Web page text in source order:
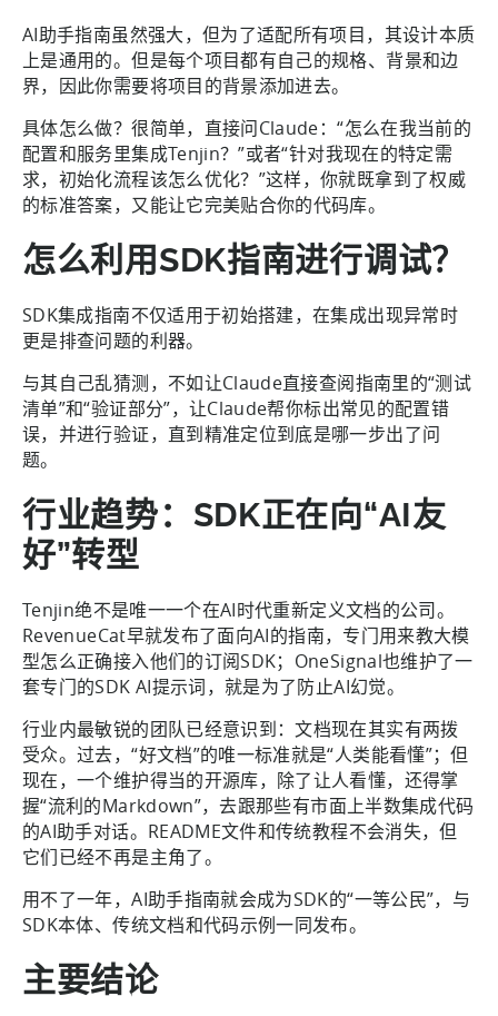
AI助手指南虽然强大，但为了适配所有项目，其设计本质
上是通用的。但是每个项目都有自己的规格、背景和边
界，因此你需要将项目的背景添加进去。
具体怎么做？很简单，直接问Claude：“怎么在我当前的
配置和服务里集成Tenjin？”或者“针对我现在的特定需
求，初始化流程该怎么优化？”这样，你就既拿到了权威
的标准答案，又能让它完美贴合你的代码库。
怎么利用SDK指南进行调试？
SDK集成指南不仅适用于初始搭建，在集成出现异常时
更是排查问题的利器。
与其自己乱猜测，不如让Claude直接查阅指南里的“测试
清单”和“验证部分”，让Claude帮你标出常见的配置错
误，并进行验证，直到精准定位到底是哪一步出了问
题。
行业趋势：SDK正在向“AI友
好”转型
Tenjin绝不是唯一一个在AI时代重新定义文档的公司。
RevenueCat早就发布了面向AI的指南，专门用来教大模
型怎么正确接入他们的订阅SDK；OneSignal也维护了一
套专门的SDK AI提示词，就是为了防止AI幻觉。
行业内最敏锐的团队已经意识到：文档现在其实有两拨
受众。过去，“好文档”的唯一标准就是“人类能看懂”；但
现在，一个维护得当的开源库，除了让人看懂，还得掌
握“流利的Markdown”，去跟那些有市面上半数集成代码
的AI助手对话。README文件和传统教程不会消失，但
它们已经不再是主角了。
用不了一年，AI助手指南就会成为SDK的“一等公民”，与
SDK本体、传统文档和代码示例一同发布。
主要结论